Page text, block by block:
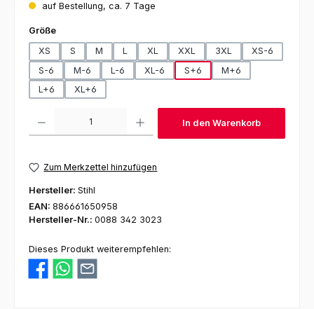
auf Bestellung, ca. 7 Tage
Größeauswählen
XS
S M L XL XXL 3XL
XS-6
S-6
M-6 L-6 XL-6 S+6
M+6
L+6
XL+6
In den Warenkorb
Zum Merkzettel hinzufügen
Hersteller: Stihl
EAN: 886661650958
Hersteller-Nr.: 0088 342 3023
Dieses Produkt weiterempfehlen: